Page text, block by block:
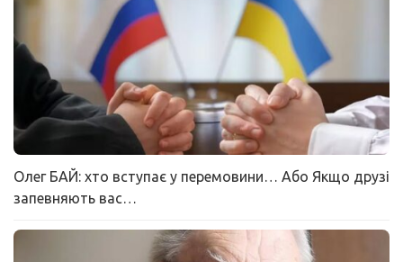
Олег БАЙ: хто вступає у перемовини… Або Якщо друзі
запевняють вас…